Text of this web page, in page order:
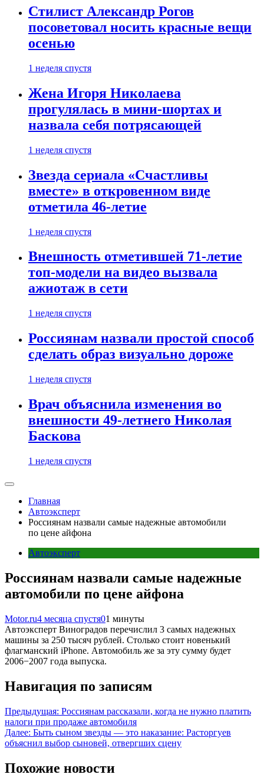
Стилист Александр Рогов
посоветовал носить красные вещи
осенью
1 неделя спустя
Жена Игоря Николаева
прогулялась в мини-шортах и
назвала себя потрясающей
1 неделя спустя
Звезда сериала «Счастливы
вместе» в откровенном виде
отметила 46-летие
1 неделя спустя
Внешность отметившей 71-летие
топ-модели на видео вызвала
ажиотаж в сети
1 неделя спустя
Россиянам назвали простой способ
сделать образ визуально дороже
1 неделя спустя
Врач объяснила изменения во
внешности 49-летнего Николая
Баскова
1 неделя спустя
Главная
Автоэксперт
Россиянам назвали самые надежные автомобили
по цене айфона
Автоэксперт
Россиянам назвали самые надежные
автомобили по цене айфона
Motor.ru4 месяца спустя01 минуты
Автоэксперт Виноградов перечислил 3 самых надежных
машины за 250 тысяч рублей. Столько стоит новенький
флагманский iPhone. Автомобиль же за эту сумму будет
2006−2007 года выпуска.
Навигация по записям
Предыдущая: Россиянам рассказали, когда не нужно платить
налоги при продаже автомобиля
Далее: Быть сыном звезды — это наказание: Расторгуев
объяснил выбор сыновей, отвергших сцену
Похожие новости